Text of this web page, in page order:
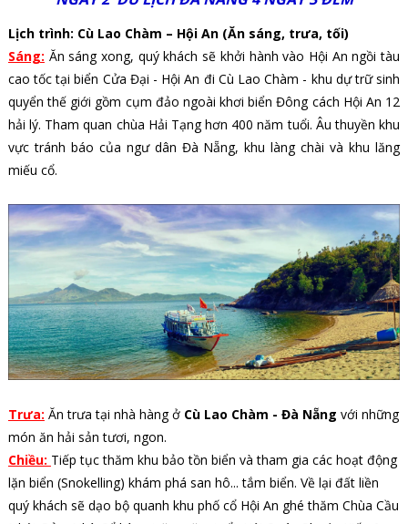
Lịch trình: Cù Lao Chàm – Hội An (Ăn sáng, trưa, tối)
Sáng: Ăn sáng xong, quý khách sẽ khởi hành vào Hội An ngồi tàu
cao tốc tại biển Cửa Đại - Hội An đi Cù Lao Chàm - khu dự trữ sinh
quyển thế giới gồm cụm đảo ngoài khơi biển Đông cách Hội An 12
hải lý. Tham quan chùa Hải Tạng hơn 400 năm tuổi. Âu thuyền khu
vực tránh báo của ngư dân Đà Nẵng, khu làng chài và khu lăng
miếu cổ.
Trưa: Ăn trưa tại nhà hàng ở Cù Lao Chàm - Đà Nẵng với những
món ăn hải sản tươi, ngon.
Chiều: Tiếp tục thăm khu bảo tồn biển và tham gia các hoạt động
lặn biển (Snokelling) khám phá san hô... tắm biển. Về lại đất liền
quý khách sẽ dạo bộ quanh khu phố cổ Hội An ghé thăm Chùa Cầu